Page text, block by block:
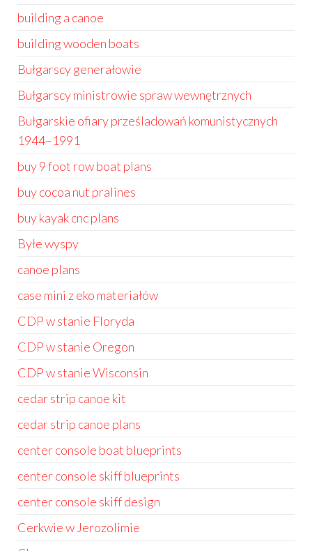
building a canoe
building wooden boats
Bułgarscy generałowie
Bułgarscy ministrowie spraw wewnętrznych
Bułgarskie ofiary prześladowań komunistycznych
1944–1991
buy 9 foot row boat plans
buy cocoa nut pralines
buy kayak cnc plans
Byłe wyspy
canoe plans
case mini z eko materiałów
CDP w stanie Floryda
CDP w stanie Oregon
CDP w stanie Wisconsin
cedar strip canoe kit
cedar strip canoe plans
center console boat blueprints
center console skiff blueprints
center console skiff design
Cerkwie w Jerozolimie